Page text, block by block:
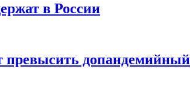
в России